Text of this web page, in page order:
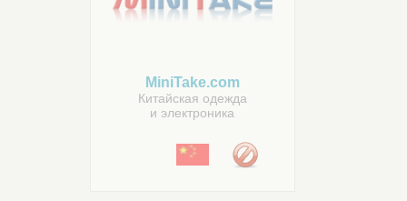
MiniTake.com
Китайская одежда
и электроника